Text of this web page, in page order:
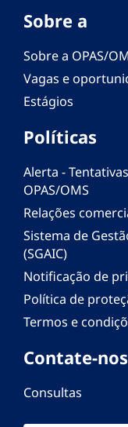
Sobre a
Sobre a OPAS/
Vagas e
Estágios
Políticas
Alerta -
OPAS/OMS
Relações
Sistema de
(SGAIC)
Notificação de
Política de
Termos e
Contate-nos
Consultas